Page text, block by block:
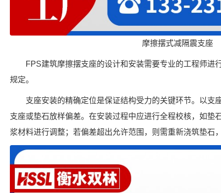
摩擦摆式减隔震支座
FPS建筑摩擦摆支座的设计和安装需要专业的工程师进
规定。
支座安装的精确定位是保证结构受力的关键环节。以支
支座或垫石放样偏差。在安装过程中应进行全程校核，如垫
浆材料进行调整；若偏差超出允许范围，则需重新浇筑垫石